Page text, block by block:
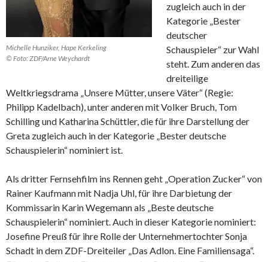
Michelle Hunziker, Hape Kerkeling
© Foto: ZDF/Arne Weychardt
zugleich auch in der
Kategorie „Bester
deutscher
Schauspieler“ zur Wahl
steht. Zum anderen das
dreiteilige
Weltkriegsdrama „Unsere Mütter, unsere Väter“ (Regie:
Philipp Kadelbach), unter anderen mit Volker Bruch, Tom
Schilling und Katharina Schüttler, die für ihre Darstellung der
Greta zugleich auch in der Kategorie „Bester deutsche
Schauspielerin“ nominiert ist.
Als dritter Fernsehfilm ins Rennen geht „Operation Zucker“ von
Rainer Kaufmann mit Nadja Uhl, für ihre Darbietung der
Kommissarin Karin Wegemann als „Beste deutsche
Schauspielerin“ nominiert. Auch in dieser Kategorie nominiert:
Josefine Preuß für ihre Rolle der Unternehmertochter Sonja
Schadt in dem ZDF-Dreiteiler „Das Adlon. Eine Familiensaga“.